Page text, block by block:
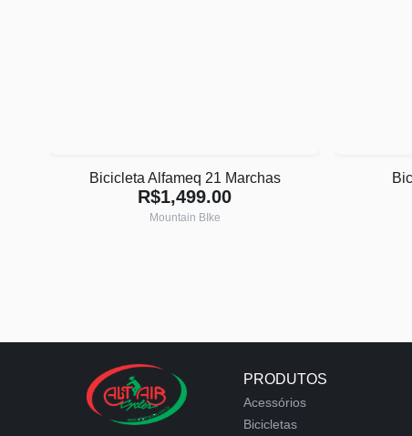
Bicicleta Alfameq 21 Marchas
R$1,499.00
Mountain BIke
PRODUTOS
Acessórios
Bicicletas